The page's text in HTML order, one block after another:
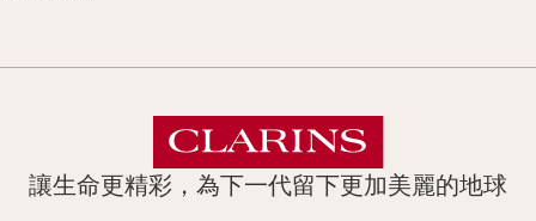
讓生命更精彩，為下一代留下更加美麗的地球